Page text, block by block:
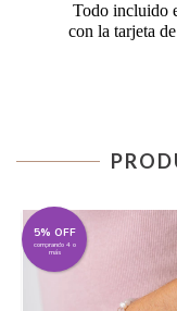
Todo incluido
con la tarjeta
5% OFF
comprando 4 o
más